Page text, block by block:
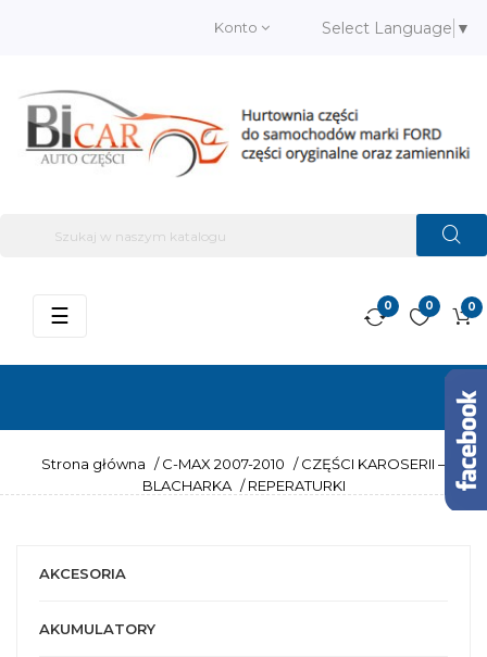
Konto Select Language ▼
0
0
0
Przełącz
☰
Strona główna / C-MAX 2007-2010 / CZĘŚCI KAROSERII –
BLACHARKA / REPERATURKI
AKCESORIA
AKUMULATORY